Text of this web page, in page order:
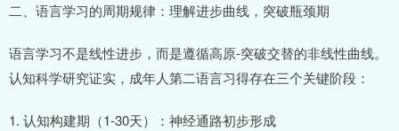
二、语言学习的周期规律：理解进步曲线，突破瓶颈期
语言学习不是线性进步，而是遵循高原-突破交替的非线性曲线。
认知科学研究证实，成年人第二语言习得存在三个关键阶段：
1. 认知构建期（1-30天）：神经通路初步形成